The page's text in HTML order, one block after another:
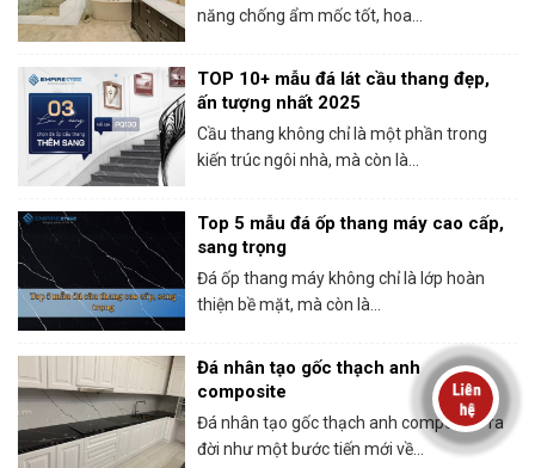
năng chống ẩm mốc tốt, hoa...
TOP 10+ mẫu đá lát cầu thang đẹp,
ấn tượng nhất 2025
Cầu thang không chỉ là một phần trong
kiến trúc ngôi nhà, mà còn là...
Top 5 mẫu đá ốp thang máy cao cấp,
sang trọng
Đá ốp thang máy không chỉ là lớp hoàn
thiện bề mặt, mà còn là...
Đá nhân tạo gốc thạch anh
composite
Đá nhân tạo gốc thạch anh composite ra
đời như một bước tiến mới về...